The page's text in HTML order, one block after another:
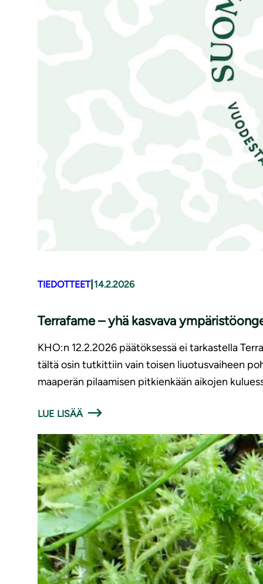
TIEDOTTEET| 14.2.2026
Terrafame – yhä kasvava
KHO:n 12.2.2026 päätöksessä ei tarkastella
tältä osin tutkittiin vain toisen liuotusvaiheen
maaperän pilaamisen pitkienkään aikojen
LUE LISÄÄ